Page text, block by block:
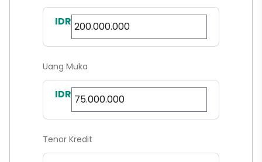
IDR
Uang Muka
IDR
Tenor Kredit